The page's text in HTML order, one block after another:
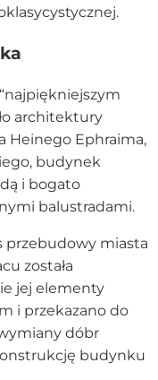
architektury
Heinego Ephraima,
budynek
i bogato
balustradami.
przebudowy miasta
została
jej elementy
i przekazano do
dóbr
budynku